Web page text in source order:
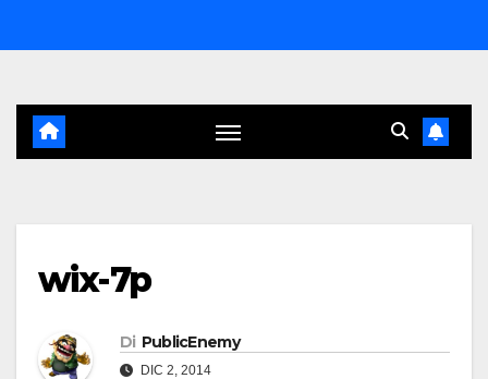
al
wix-7p
Di PublicEnemy
DIC 2, 2014